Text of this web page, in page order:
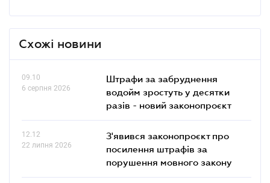
Схожі новини
09.10
6 серпня 2026
Штрафи за забруднення
водойм зростуть у десятки
разів - новий законопроєкт
12.12
22 липня 2026
З'явився законопроєкт про
посилення штрафів за
порушення мовного закону